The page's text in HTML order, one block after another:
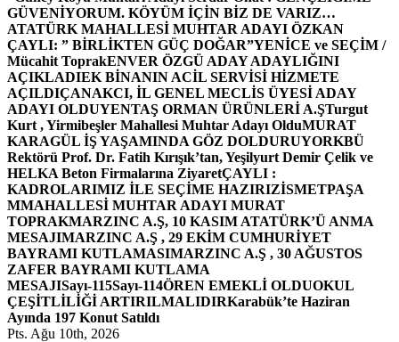
GÜVENİYORUM. KÖYÜM İÇİN BİZ DE VARIZ…
ATATÜRK MAHALLESİ MUHTAR ADAYI ÖZKAN
ÇAYLI: ” BİRLİKTEN GÜÇ DOĞAR”YENİCE ve SEÇİM /
Mücahit ToprakENVER ÖZGÜ ADAY ADAYLIĞINI
AÇIKLADIEK BİNANIN ACİL SERVİSİ HİZMETE
AÇILDIÇANAKCI, İL GENEL MECLİS ÜYESİ ADAY
ADAYI OLDUYENTAŞ ORMAN ÜRÜNLERİ A.ŞTurgut
Kurt , Yirmibeşler Mahallesi Muhtar Adayı OlduMURAT
KARAGÜL İŞ YAŞAMINDA GÖZ DOLDURUYORKBÜ
Rektörü Prof. Dr. Fatih Kırışık’tan, Yeşilyurt Demir Çelik ve
HELKA Beton Firmalarına ZiyaretÇAYLI :
KADROLARIMIZ İLE SEÇİME HAZIRIZİSMETPAŞA
MMAHALLESİ MUHTAR ADAYI MURAT
TOPRAKMARZINC A.Ş, 10 KASIM ATATÜRK’Ü ANMA
MESAJIMARZINC A.Ş , 29 EKİM CUMHURİYET
BAYRAMI KUTLAMASIMARZINC A.Ş , 30 AĞUSTOS
ZAFER BAYRAMI KUTLAMA
MESAJISayı-115Sayı-114ÖREN EMEKLİ OLDUOKUL
ÇEŞİTLİLİĞİ ARTIRILMALIDIRKarabük’te Haziran
Ayında 197 Konut Satıldı
Pts. Ağu 10th, 2026